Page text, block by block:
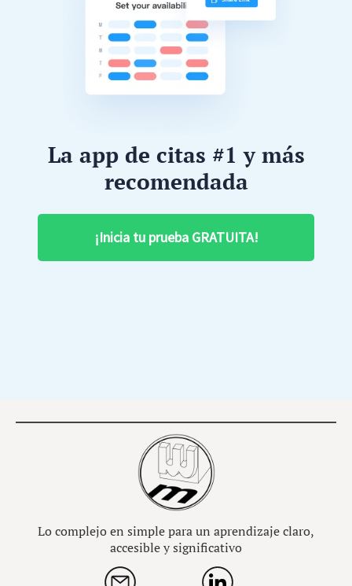
La app de citas #1 y más
recomendada
¡Inicia tu prueba GRATUITA!
Lo complejo en simple para un aprendizaje claro,
accesible y significativo